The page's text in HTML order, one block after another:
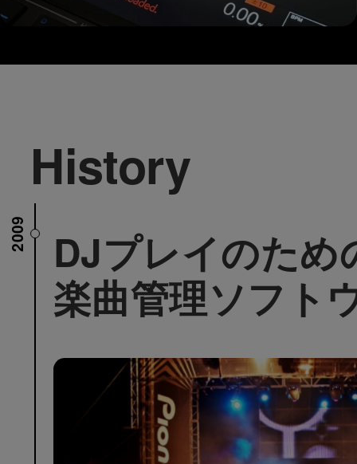
History
2009
DJプレイのため
楽曲管理ソフト